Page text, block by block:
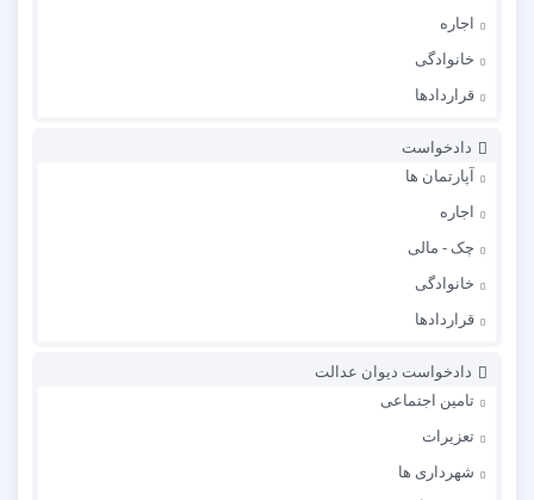
اجاره
خانوادگی
قراردادها
دادخواست
آپارتمان ها
اجاره
چک - مالی
خانوادگی
قراردادها
دادخواست دیوان عدالت
تامین اجتماعی
تعزیرات
شهرداری ها